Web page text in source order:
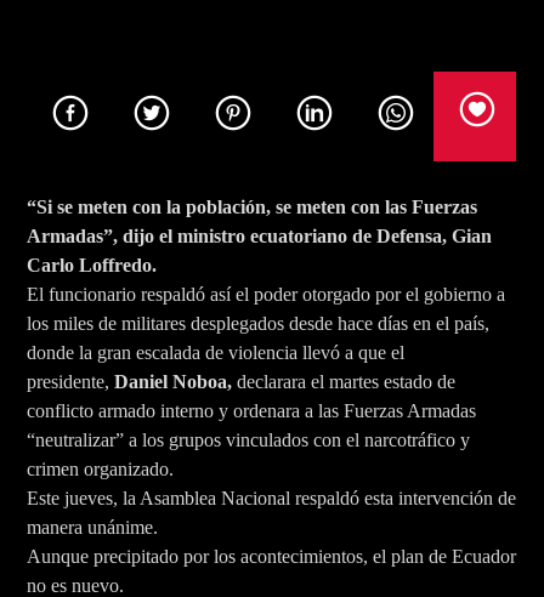
Rcn Radio Las Lajas
“Si se meten con la población, se meten con las Fuerzas
Armadas”, dijo el ministro ecuatoriano de Defensa, Gian
Carlo Loffredo.
El funcionario respaldó así el poder otorgado por el gobierno a
los miles de militares desplegados desde hace días en el país,
donde la gran escalada de violencia llevó a que el
presidente,Daniel Noboa, declarara el martes estado de
conflicto armado interno y ordenara a las Fuerzas Armadas
“neutralizar” a los grupos vinculados con el narcotráfico y
crimen organizado.
Este jueves, la Asamblea Nacional respaldó esta intervención de
manera unánime.
Aunque precipitado por los acontecimientos, el plan de Ecuador
no es nuevo.